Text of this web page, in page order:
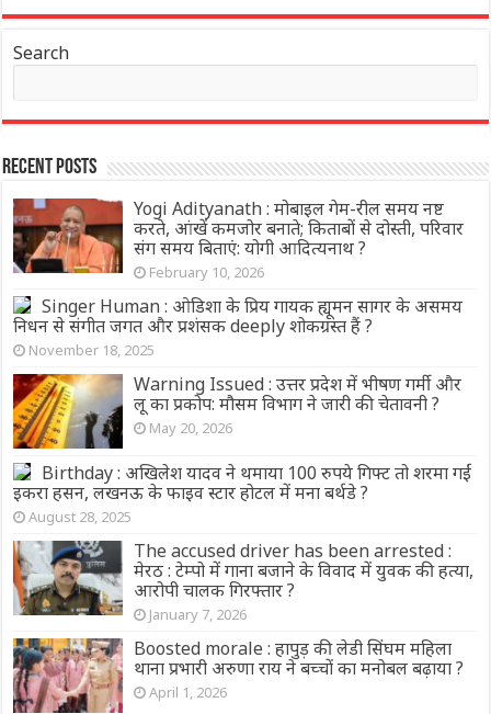
Search
Recent Posts
Yogi Adityanath : मोबाइल गेम-रील समय नष्ट
करते, आंखें कमजोर बनाते; किताबों से दोस्ती, परिवार
संग समय बिताएं: योगी आदित्यनाथ ?
February 10, 2026
Singer Human : ओडिशा के प्रिय गायक ह्यूमन सागर के असमय
निधन से संगीत जगत और प्रशंसक deeply शोकग्रस्त हैं ?
November 18, 2025
Warning Issued : उत्तर प्रदेश में भीषण गर्मी और
लू का प्रकोप: मौसम विभाग ने जारी की चेतावनी ?
May 20, 2026
Birthday : अखिलेश यादव ने थमाया 100 रुपये गिफ्ट तो शरमा गईं
इकरा हसन, लखनऊ के फाइव स्‍टार होटल में मना बर्थडे ?
August 28, 2025
The accused driver has been arrested :
मेरठ : टेम्पो में गाना बजाने के विवाद में युवक की हत्या,
आरोपी चालक गिरफ्तार ?
January 7, 2026
Boosted morale : हापुड़ की लेडी सिंघम महिला
थाना प्रभारी अरुणा राय ने बच्चों का मनोबल बढ़ाया ?
April 1, 2026